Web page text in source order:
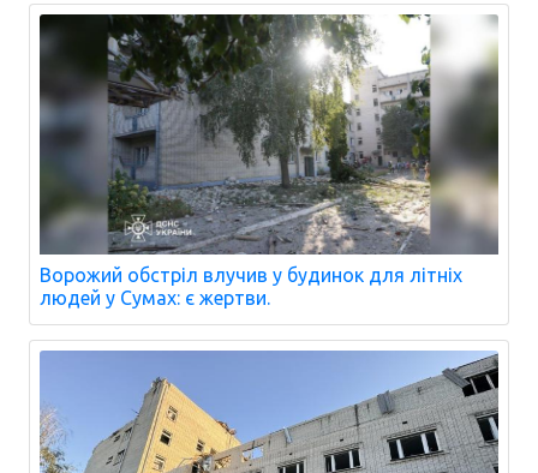
Ворожий обстріл влучив у будинок для літніх
людей у Сумах: є жертви.